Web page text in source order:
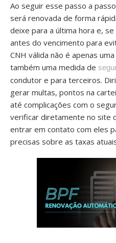
Ao seguir esse passo a
será renovada de forma
deixe para a última hora e,
antes do vencimento para
CNH válida não é apenas
também uma medida de
condutor e para terceiros.
gerar multas, pontos na
até complicações com o
verificar diretamente no site
entrar em contato com eles
precisas sobre as taxas